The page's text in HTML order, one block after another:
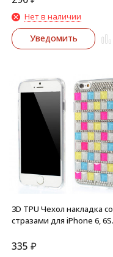
Нет в наличии
Уведомить
3D TPU Чехол накладка со
стразами для iPhone 6, 6S
335 ₽